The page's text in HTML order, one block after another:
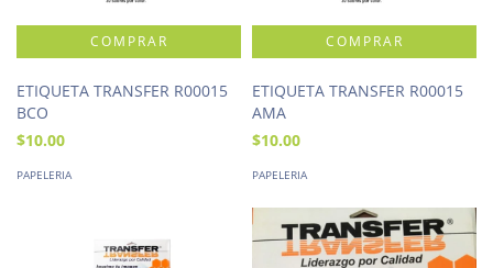
ETIQUETA TRANSFER R00015
BCO
$10.00
PAPELERIA
ETIQUETA TRANSFER R00015
AMA
$10.00
PAPELERIA